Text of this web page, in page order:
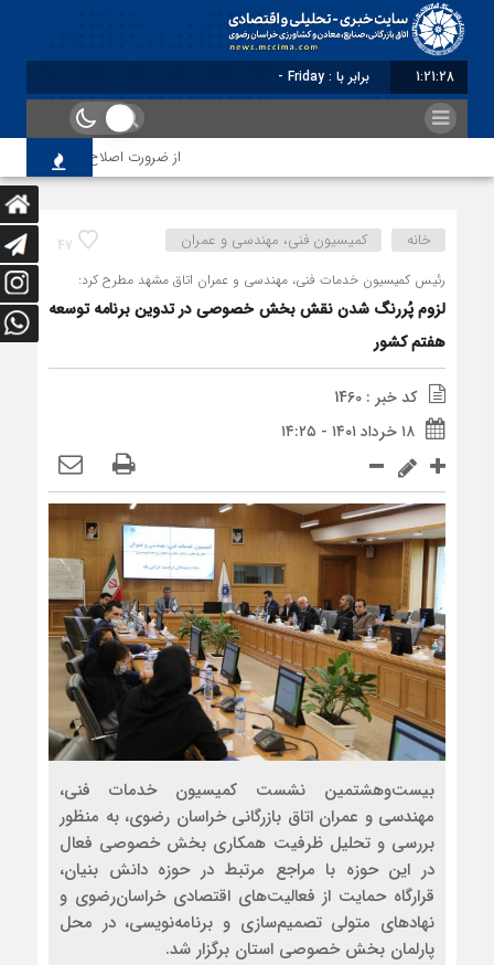
1:21:28 برابر با : Friday - 7 August - 2026
از ضرورت اصلاح رویه‌های بازرسی
47 خانه کمیسیون فنی، مهندسی و عمران
رئیس کمیسیون خدمات فنی، مهندسی و عمران اتاق مشهد مطرح کرد:
لزوم پُررنگ شدن نقش بخش خصوصی در تدوین برنامه توسعه
هفتم کشور
کد خبر : 1460
۱۸ خرداد ۱۴۰۱ - ۱۴:۲۵
بیست‌وهشتمین نشست کمیسیون خدمات فنی،
مهندسی و عمران اتاق بازرگانی خراسان رضوی، به منظور
بررسی و تحلیل ظرفیت همکاری بخش خصوصی فعال
در این حوزه با مراجع مرتبط در حوزه دانش بنیان،
قرارگاه حمایت از فعالیت‌های اقتصادی خراسان‌رضوی و
نهادهای متولی تصمیم‌سازی و برنامه‌نویسی، در محل
پارلمان بخش خصوصی استان برگزار شد.